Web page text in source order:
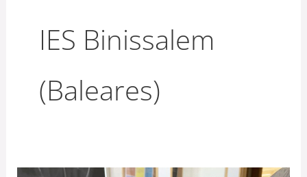
IES Binissalem
(Baleares)